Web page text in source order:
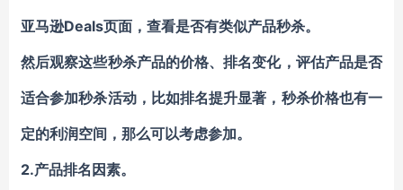
亚马逊Deals页面，查看是否有类似产品秒杀。
然后观察这些秒杀产品的价格、排名变化，评估产品是否
适合参加秒杀活动，比如排名提升显著，秒杀价格也有一
定的利润空间，那么可以考虑参加。
2.产品排名因素。